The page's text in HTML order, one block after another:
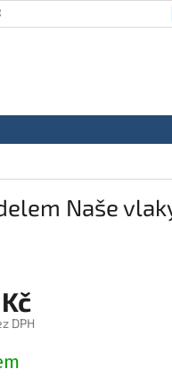
REKLAMACE
Naše
DPH